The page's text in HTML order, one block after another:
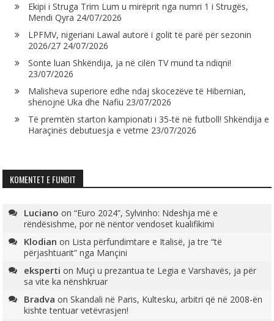
Ekipi i Struga Trim Lum u mirëprit nga numri 1 i Strugës,
Mendi Qyra 24/07/2026
LPFMV, nigeriani Lawal autorë i golit të parë për sezonin
2026/27 24/07/2026
Sonte luan Shkëndija, ja në cilën TV mund ta ndiqni!
23/07/2026
Malisheva superiore edhe ndaj skocezëve të Hibernian,
shënojnë Uka dhe Nafiu 23/07/2026
Të premtën starton kampionati i 35-të në futboll! Shkëndija e
Haraçinës debutuesja e vetme 23/07/2026
KOMENTET E FUNDIT
Luciano on“Euro 2024”, Sylvinho: Ndeshja më e
rëndësishme, por në nëntor vendoset kualifikimi
Klodian on Lista përfundimtare e Italisë, ja tre “të
përjashtuarit” nga Mançini
eksperti on Muçi u prezantua te Legia e Varshavës, ja për
sa vite ka nënshkruar
Bradva onSkandali në Paris, Kultesku, arbitri që në 2008-ën
kishte tentuar vetëvrasjen!